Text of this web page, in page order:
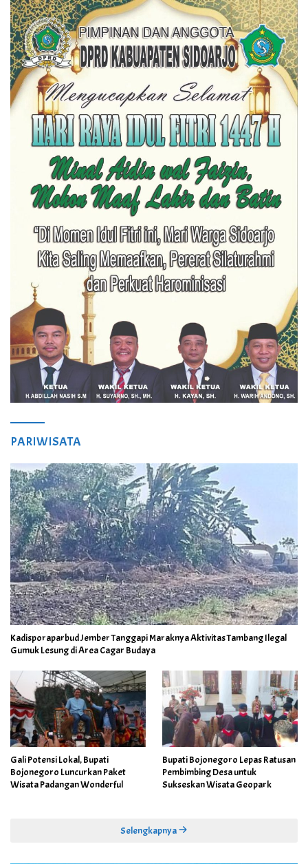
PARIWISATA
Kadisporaparbud Jember Tanggapi Maraknya Aktivitas Tambang Ilegal
Gumuk Lesung di Area Cagar Budaya
Gali Potensi Lokal, Bupati
Bojonegoro Luncurkan Paket
Wisata Padangan Wonderful
Bupati Bojonegoro Lepas Ratusan
Pembimbing Desa untuk
Sukseskan Wisata Geopark
Selengkapnya